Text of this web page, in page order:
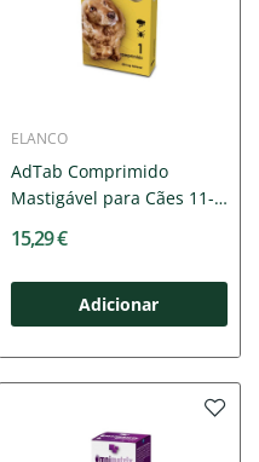
ELANCO
AdTab Comprimido
Mastigável para Cães 11-
15,29 €
Adicionar